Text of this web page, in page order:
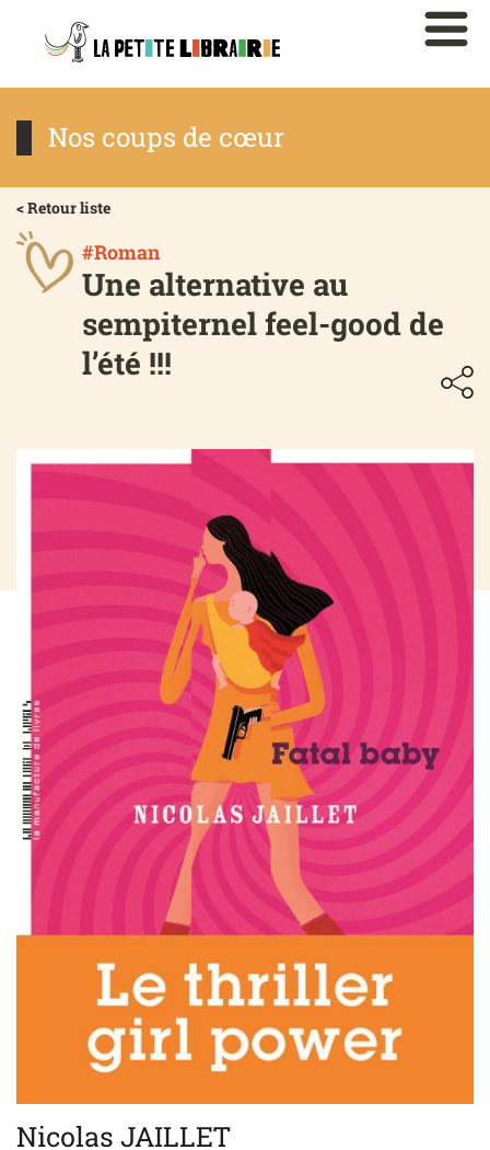
Nos coups de cœur
< Retour liste
#Roman
Une alternative au
sempiternel feel-good de
l’été !!!
Nicolas JAILLET